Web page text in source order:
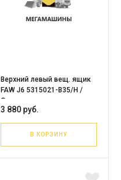
Верхний левый вещ. ящик
FAW J6 5315021-B35/H /
Оригинал
3 880 руб.
В КОРЗИНУ